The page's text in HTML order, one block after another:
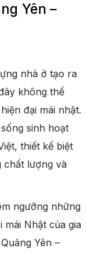
Yên –
nhà ở tạo ra
không thể
đại mái nhật.
sinh hoạt
thiết kế biệt
chất lượng và
ngưỡng những
mái Nhật của gia
Yên –